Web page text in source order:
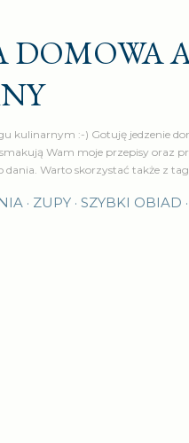
kulinarnym :-) Gotuję jedzenie
Wam moje przepisy oraz
dania. Warto skorzystać także z
ZUPY SZYBKI OBIAD